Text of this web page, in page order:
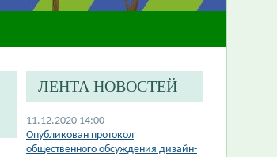
ЛЕНТА НОВОСТЕЙ
11.12.2020 14:00
​Опубликован протокол
общественного обсуждения дизайн-